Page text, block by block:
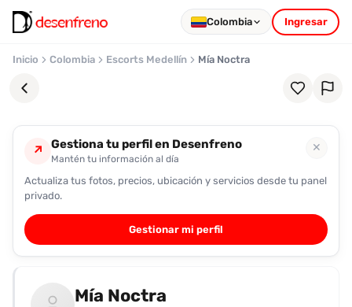
Colombia Ingresar
Inicio Colombia Escorts Medellín Mía Noctra
Favoritos
Pronto
podrás
registrarte
guardar
↗ Gestiona tu perfil en Desenfreno
Mantén tu información al día
✕
Actualiza tus fotos, precios, ubicación y servicios desde tu panel
privado.
Gestionar mi perfil
Mía Noctra